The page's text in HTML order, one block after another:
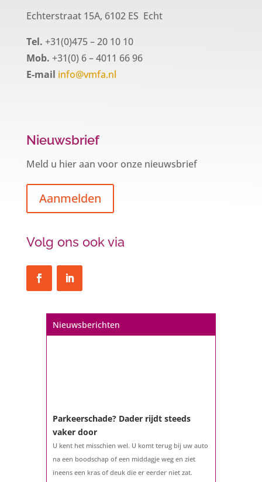
Echterstraat 15A, 6102 ES Echt
Tel. +31(0)475 – 20 10 10
Mob. +31(0) 6 – 4011 66 96
E-mail info@vmfa.nl
Nieuwsbrief
Meld u hier aan voor onze nieuwsbrief
Aanmelden
Volg ons ook via
Nieuwsberichten
Parkeerschade? Dader rijdt steeds
vaker door
U kent het misschien wel. U komt terug bij uw auto
na een boodschap of een middagje weg en ziet
ineens een kras of deuk die er eerder niet zat.